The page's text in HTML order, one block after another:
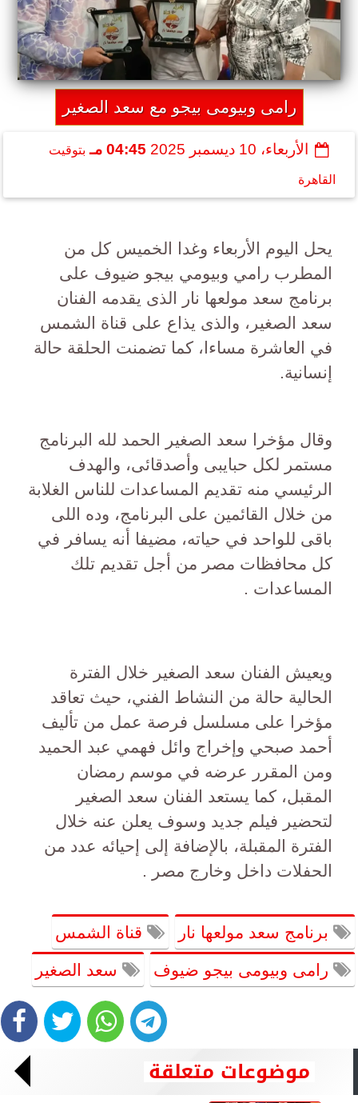
رامى وبيومى بيجو مع سعد الصغير
الأربعاء، 10 ديسمبر 2025 04:45 مـ بتوقيت
القاهرة
يحل اليوم الأربعاء وغدا الخميس كل من
المطرب رامي وبيومي بيجو ضيوف على
برنامج سعد مولعها نار الذى يقدمه الفنان
سعد الصغير، والذى يذاع على قناة الشمس
في العاشرة مساءا، كما تضمنت الحلقة حالة
إنسانية.
وقال مؤخرا سعد الصغير الحمد لله البرنامج
مستمر لكل حبايبى وأصدقائى، والهدف
الرئيسي منه تقديم المساعدات للناس الغلابة
من خلال القائمين على البرنامج، وده اللى
باقى للواحد في حياته، مضيفا أنه يسافر في
كل محافظات مصر من أجل تقديم تلك
المساعدات .
ويعيش الفنان سعد الصغير خلال الفترة
الحالية حالة من النشاط الفني، حيث تعاقد
مؤخرا على مسلسل فرصة عمل من تأليف
أحمد صبحي وإخراج وائل فهمي عبد الحميد
ومن المقرر عرضه في موسم رمضان
المقبل، كما يستعد الفنان سعد الصغير
لتحضير فيلم جديد وسوف يعلن عنه خلال
الفترة المقبلة، بالإضافة إلى إحيائه عدد من
الحفلات داخل وخارج مصر .
برنامج سعد مولعها نار قناة الشمس
رامى وبيومى بيجو ضيوف سعد الصغير
موضوعات متعلقة